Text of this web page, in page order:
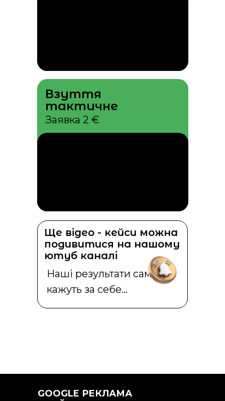
Наші результати самі
кажуть за себе...
Взуття
тактичне
Заявка 2 €
Ще відео - кейси можна
подивитися на нашому
ютуб каналі
GOOGLE РЕКЛАМА